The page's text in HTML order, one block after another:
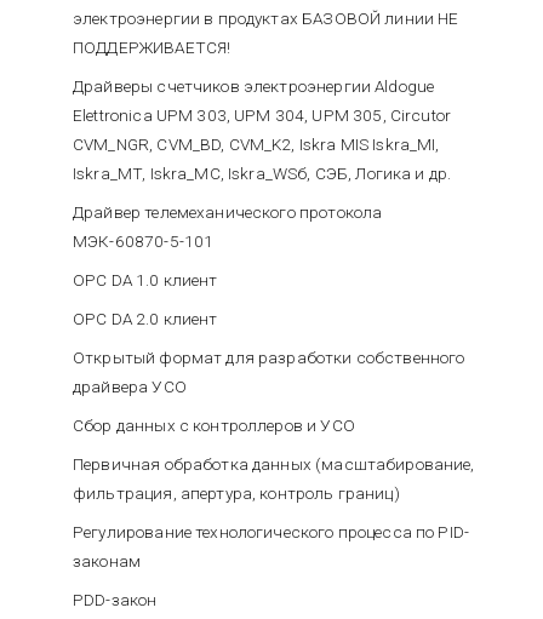
электроэнергии в продуктах БАЗОВОЙ линии НЕ
ПОДДЕРЖИВАЕТСЯ!
Драйверы счетчиков электроэнергии Aldogue
Elettronica UPM 303, UPM 304, UPM 305, Circutor
CVM_NGR, CVM_BD, CVM_K2, Iskra MIS Iskra_MI,
Iskra_MT, Iskra_MC, Iskra_WSб, СЭБ, Логика и др.
Драйвер телемеханического протокола
МЭК-60870-5-101
OPC DA 1.0 клиент
OPC DA 2.0 клиент
Открытый формат для разработки собственного
драйвера УСО
Сбор данных с контроллеров и УСО
Первичная обработка данных (масштабирование,
фильтрация, апертура, контроль границ)
Регулирование технологического процесса по PID-
законам
PDD-закон